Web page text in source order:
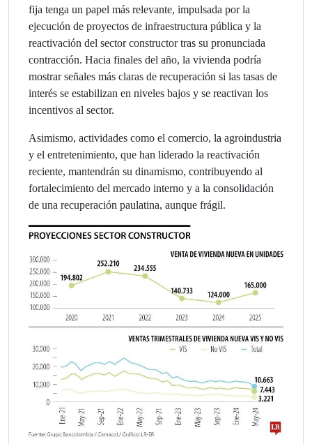
fija tenga un papel más relevante, impulsada por la
ejecución de proyectos de infraestructura pública y la
reactivación del sector constructor tras su pronunciada
contracción. Hacia finales del año, la vivienda podría
mostrar señales más claras de recuperación si las tasas de
interés se estabilizan en niveles bajos y se reactivan los
incentivos al sector.
Asimismo, actividades como el comercio, la agroindustria
y el entretenimiento, que han liderado la reactivación
reciente, mantendrán su dinamismo, contribuyendo al
fortalecimiento del mercado interno y a la consolidación
de una recuperación paulatina, aunque frágil.